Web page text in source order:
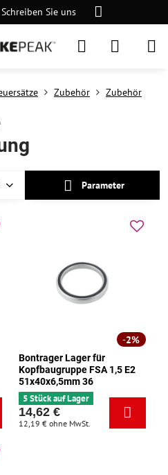
Schreiben Sie uns
Zubehör Zubehör
Parameter
2%
Bontrager Lager für
Kopfbaugruppe FSA 1,5 E2
51x40x6,5mm 36
5 Stück auf Lager
14,62 €
12,19 € ohne MwSt.